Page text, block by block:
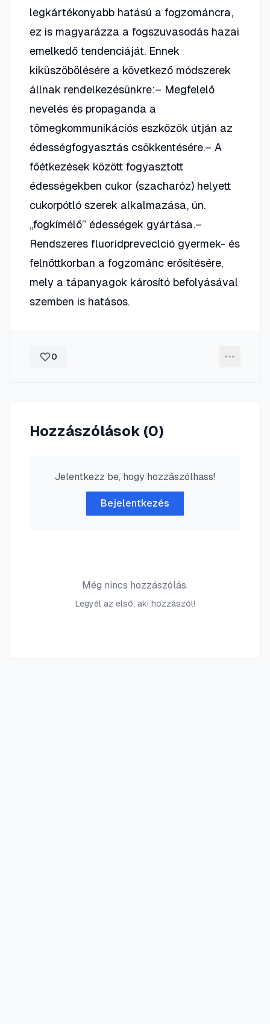
legkártékonyabb hatású a fogzománcra,
ez is magyarázza a fogszuvasodás hazai
emelkedő tendenciáját. Ennek
kiküszöbölésére a következő módszerek
állnak rendelkezésünkre:– Megfelelő
nevelés és propaganda a
tömegkommunikációs eszközök útján az
édességfogyasztás csökkentésére.– A
főétkezések között fogyasztott
édességekben cukor (szacharóz) helyett
cukorpótló szerek alkalmazása, ún.
„fogkímélő” édességek gyártása.–
Rendszeres fluoridpreveclció gyermek- és
felnőttkorban a fogzománc erősítésére,
mely a tápanyagok károsító befolyásával
szemben is hatásos.
0
Hozzászólások (0)
Jelentkezz be, hogy hozzászólhass!
Bejelentkezés
Még nincs hozzászólás.
Legyél az első, aki hozzászól!